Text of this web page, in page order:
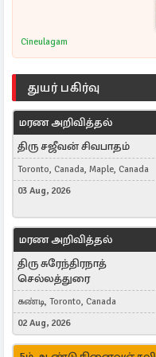
Cineulagam
துயர் பகிர்வு
மரண அறிவித்தல்
திரு சஜீவன் சிவபாதம்
Toronto, Canada, Maple, Canada
03 Aug, 2026
மரண அறிவித்தல்
திரு சுரேந்திரநாத்
செல்லத்துரை
கண்டி, Toronto, Canada
02 Aug, 2026